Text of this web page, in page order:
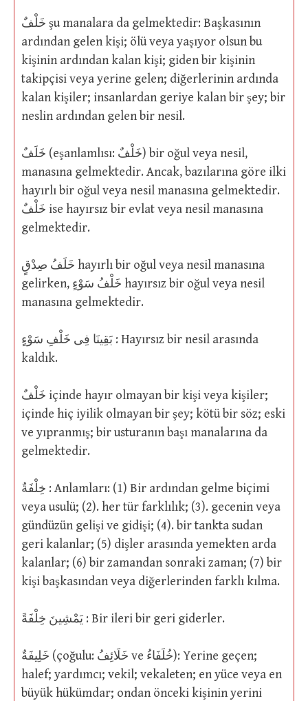
خَلْفٌ şu manalara da gelmektedir: Başkasının
ardından gelen kişi; ölü veya yaşıyor olsun bu
kişinin ardından kalan kişi; giden bir kişinin
takipçisi veya yerine gelen; diğerlerinin ardında
kalan kişiler; insanlardan geriye kalan bir şey; bir
neslin ardından gelen bir nesil.
خَلَفٌ (eşanlamlısı: خَلْفٌ) bir oğul veya nesil,
manasına gelmektedir. Ancak, bazılarına göre ilki
hayırlı bir oğul veya nesil manasına gelmektedir.
خَلْفٌ ise hayırsız bir evlat veya nesil manasına
gelmektedir.
خَلَفُ صِدْقٍ hayırlı bir oğul veya nesil manasına
gelirken, خَلْفُ سَوْءٍ hayırsız bir oğul veya nesil
manasına gelmektedir.
بَقِينَا فِى خَلْفِ سَوْءٍ : Hayırsız bir nesil arasında
kaldık.
خَلْفٌ içinde hayır olmayan bir kişi veya kişiler;
içinde hiç iyilik olmayan bir şey; kötü bir söz; eski
ve yıpranmış; bir usturanın başı manalarına da
gelmektedir.
خِلْفَةٌ : Anlamları: (1) Bir ardından gelme biçimi
veya usulü; (2). her tür farklılık; (3). gecenin veya
gündüzün gelişi ve gidişi; (4). bir tankta sudan
geri kalanlar; (5) dişler arasında yemekten arda
kalanlar; (6) bir zamandan sonraki zaman; (7) bir
kişi başkasından veya diğerlerinden farklı kılma.
يَمْشِينَ خِلْفَةً : Bir ileri bir geri giderler.
خَلِيفَةٌ (çoğulu: خَلَائِفُ ve خُلَفَاءُ): Yerine geçen;
halef; yardımcı; vekil; vekaleten; en yüce veya en
büyük hükümdar; ondan önceki kişinin yerini